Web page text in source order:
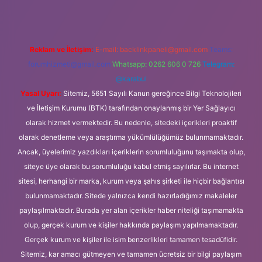
Reklam ve İletişim: E-mail: backlinkpaneli@gmail.com Teams:
forumhizmeti@gmail.com Whatsapp: 0262 606 0 726 Telegram:
@karabul
Yasal Uyarı: Sitemiz, 5651 Sayılı Kanun gereğince Bilgi Teknolojileri
ve İletişim Kurumu (BTK) tarafından onaylanmış bir Yer Sağlayıcı
olarak hizmet vermektedir. Bu nedenle, sitedeki içerikleri proaktif
olarak denetleme veya araştırma yükümlülüğümüz bulunmamaktadır.
Ancak, üyelerimiz yazdıkları içeriklerin sorumluluğunu taşımakta olup,
siteye üye olarak bu sorumluluğu kabul etmiş sayılırlar. Bu internet
sitesi, herhangi bir marka, kurum veya şahıs şirketi ile hiçbir bağlantısı
bulunmamaktadır. Sitede yalnızca kendi hazırladığımız makaleler
paylaşılmaktadır. Burada yer alan içerikler haber niteliği taşımamakta
olup, gerçek kurum ve kişiler hakkında paylaşım yapılmamaktadır.
Gerçek kurum ve kişiler ile isim benzerlikleri tamamen tesadüfidir.
Sitemiz, kar amacı gütmeyen ve tamamen ücretsiz bir bilgi paylaşım